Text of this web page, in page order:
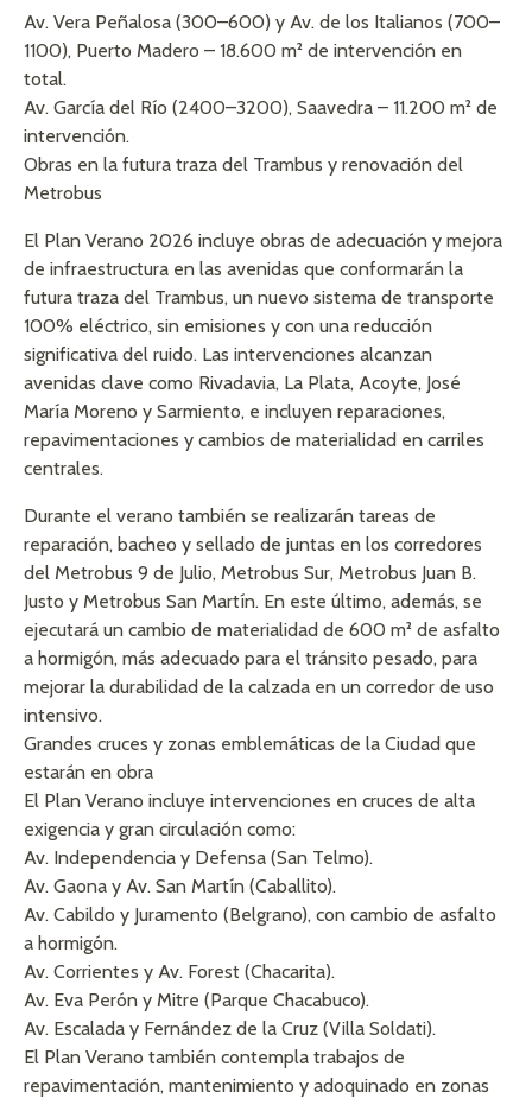
Av. Vera Peñalosa (300–600) y Av. de los Italianos (700–
1100), Puerto Madero – 18.600 m² de intervención en
total.
Av. García del Río (2400–3200), Saavedra – 11.200 m² de
intervención.
Obras en la futura traza del Trambus y renovación del
Metrobus
El Plan Verano 2026 incluye obras de adecuación y mejora
de infraestructura en las avenidas que conformarán la
futura traza del Trambus, un nuevo sistema de transporte
100% eléctrico, sin emisiones y con una reducción
significativa del ruido. Las intervenciones alcanzan
avenidas clave como Rivadavia, La Plata, Acoyte, José
María Moreno y Sarmiento, e incluyen reparaciones,
repavimentaciones y cambios de materialidad en carriles
centrales.
Durante el verano también se realizarán tareas de
reparación, bacheo y sellado de juntas en los corredores
del Metrobus 9 de Julio, Metrobus Sur, Metrobus Juan B.
Justo y Metrobus San Martín. En este último, además, se
ejecutará un cambio de materialidad de 600 m² de asfalto
a hormigón, más adecuado para el tránsito pesado, para
mejorar la durabilidad de la calzada en un corredor de uso
intensivo.
Grandes cruces y zonas emblemáticas de la Ciudad que
estarán en obra
El Plan Verano incluye intervenciones en cruces de alta
exigencia y gran circulación como:
Av. Independencia y Defensa (San Telmo).
Av. Gaona y Av. San Martín (Caballito).
Av. Cabildo y Juramento (Belgrano), con cambio de asfalto
a hormigón.
Av. Corrientes y Av. Forest (Chacarita).
Av. Eva Perón y Mitre (Parque Chacabuco).
Av. Escalada y Fernández de la Cruz (Villa Soldati).
El Plan Verano también contempla trabajos de
repavimentación, mantenimiento y adoquinado en zonas